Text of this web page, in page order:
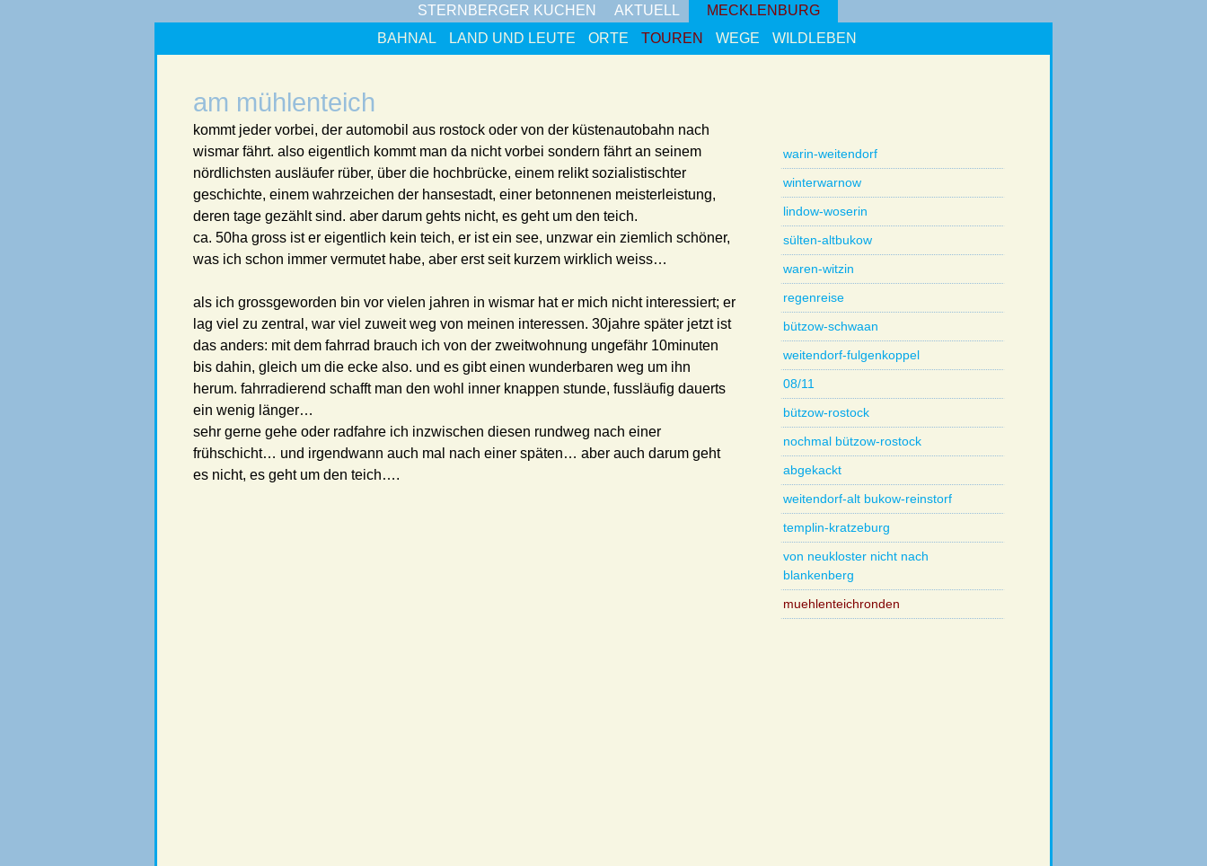
STERNBERGER KUCHEN AKTUELL
MECKLENBURG
BAHNAL
LAND UND LEUTE ORTE TOUREN WEGE WILDLEBEN
am mühlenteich
kommt jeder vorbei, der automobil aus rostock oder von der küstenautobahn nach
wismar fährt. also eigentlich kommt man da nicht vorbei sondern fährt an seinem
nördlichsten ausläufer rüber, über die hochbrücke, einem relikt sozialistischter
geschichte, einem wahrzeichen der hansestadt, einer betonnenen meisterleistung,
deren tage gezählt sind. aber darum gehts nicht, es geht um den teich.
ca. 50ha gross ist er eigentlich kein teich, er ist ein see, unzwar ein ziemlich schöner,
was ich schon immer vermutet habe, aber erst seit kurzem wirklich weiss…
als ich grossgeworden bin vor vielen jahren in wismar hat er mich nicht interessiert; er
lag viel zu zentral, war viel zuweit weg von meinen interessen. 30jahre später jetzt ist
das anders: mit dem fahrrad brauch ich von der zweitwohnung ungefähr 10minuten
bis dahin, gleich um die ecke also. und es gibt einen wunderbaren weg um ihn
herum. fahrradierend schafft man den wohl inner knappen stunde, fussläufig dauerts
ein wenig länger…
sehr gerne gehe oder radfahre ich inzwischen diesen rundweg nach einer
frühschicht… und irgendwann auch mal nach einer späten… aber auch darum geht
es nicht, es geht um den teich….
warin-weitendorf
winterwarnow
lindow-woserin
sülten-altbukow
waren-witzin
regenreise
bützow-schwaan
weitendorf-fulgenkoppel
08/11
bützow-rostock
nochmal bützow-rostock
abgekackt
weitendorf-alt bukow-reinstorf
templin-kratzeburg
von neukloster nicht nach
blankenberg
muehlenteichronden